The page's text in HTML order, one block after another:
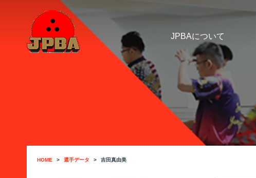
JPBAについて
HOME 選手データ 吉田真由美